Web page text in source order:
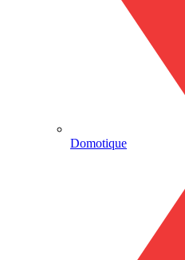
Domotique